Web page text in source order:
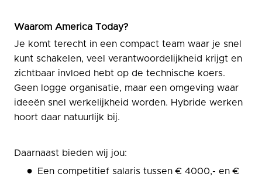
Waarom America Today?
Je komt terecht in een compact team waar je snel
kunt schakelen, veel verantwoordelijkheid krijgt en
zichtbaar invloed hebt op de technische koers.
Geen logge organisatie, maar een omgeving waar
ideeën snel werkelijkheid worden. Hybride werken
hoort daar natuurlijk bij.
Daarnaast bieden wij jou:
Een competitief salaris tussen € 4000,- en €